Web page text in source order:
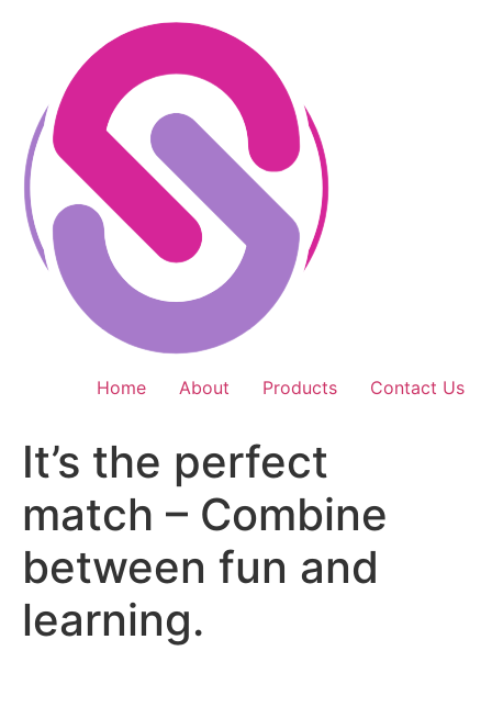
Home About Products Contact Us
It’s the perfect
match – Combine
between fun and
learning.